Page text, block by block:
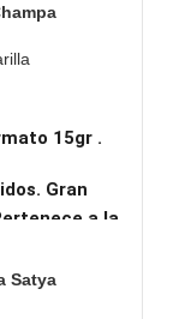
15gr .
Gran
a la
Satya